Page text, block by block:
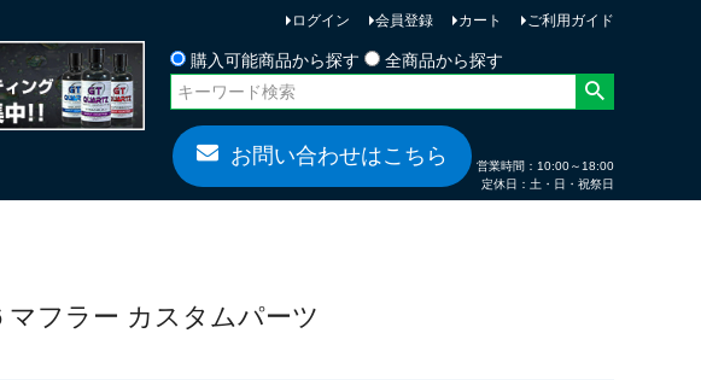
ログイン 会員登録 カート
ご利用ガイド
購入可能商品から探す
全商品から探す
お問い合わせはこちら
営業時間：10:00～18:00
定休日：土・日・祝祭日
マフラー カスタムパーツ